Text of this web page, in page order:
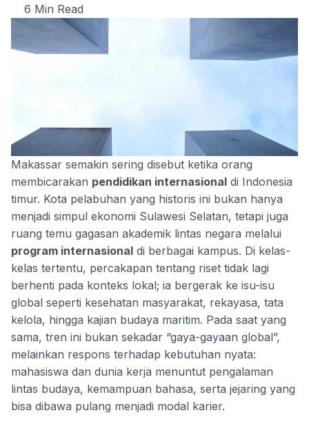
6 Min Read
Makassar semakin sering disebut ketika orang
membicarakan pendidikan internasional di Indonesia
timur. Kota pelabuhan yang historis ini bukan hanya
menjadi simpul ekonomi Sulawesi Selatan, tetapi juga
ruang temu gagasan akademik lintas negara melalui
program internasional di berbagai kampus. Di kelas-
kelas tertentu, percakapan tentang riset tidak lagi
berhenti pada konteks lokal; ia bergerak ke isu-isu
global seperti kesehatan masyarakat, rekayasa, tata
kelola, hingga kajian budaya maritim. Pada saat yang
sama, tren ini bukan sekadar “gaya-gayaan global”,
melainkan respons terhadap kebutuhan nyata:
mahasiswa dan dunia kerja menuntut pengalaman
lintas budaya, kemampuan bahasa, serta jejaring yang
bisa dibawa pulang menjadi modal karier.